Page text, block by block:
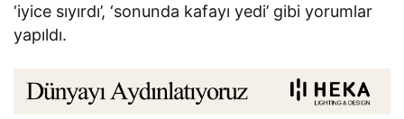
‘iyice sıyırdı’, ‘sonunda kafayı yedi’ gibi yorumlar
yapıldı.